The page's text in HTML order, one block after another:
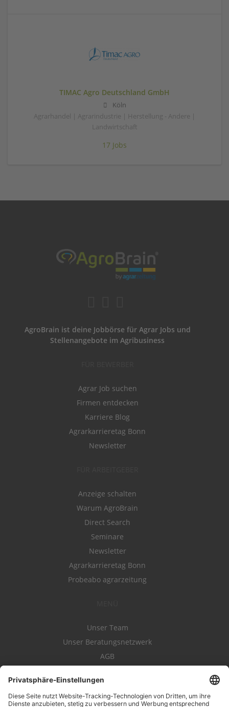
TIMAC Agro Deutschland GmbH
Köln
Agrarhandel | Agrarindustrie | Herstellung - Andere |
Landwirtschaft
17 Jobs
AgroBrain ist deine Jobbörse für Agrar Jobs und
Stellenangebote im Agribusiness
Agrar Job suchen
Firmen entdecken
Karriere Blog
Agrarkarrieretag Bonn
Newsletter
Anzeige schalten
Warum AgroBrain
Direct Search
Seminare
Newsletter
Agrarkarrieretag Bonn
Probeabo agrarzeitung
Unser Team
Unser Beratungsnetzwerk
AGB
Datenschutz
Impressum